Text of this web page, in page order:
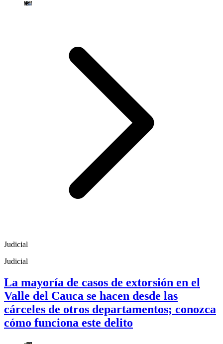
Judicial
Judicial
La mayoría de casos de extorsión en el
Valle del Cauca se hacen desde las
cárceles de otros departamentos; conozca
cómo funciona este delito